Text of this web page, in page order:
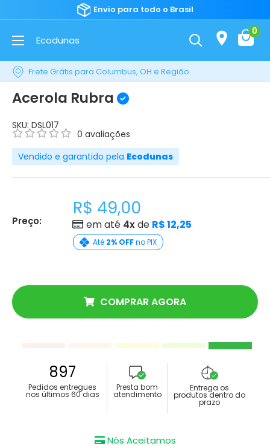
Envio para todo o Brasil
Ecodunas
0
Frete Grátis para Columbus, OH e Região.
Acerola Rubra
SKU:DSL017
0 avaliações
Vendido e garantido pela Ecodunas
Preço:
R$ 49,00
em até 4xde R$ 12,25
Até 2% OFFno PIX
COMPRAR AGORA
897
Pedidos entregues
nos últimos 60 dias
Presta bom
atendimento
Entrega os
produtos dentro do
prazo
Nós Aceitamos